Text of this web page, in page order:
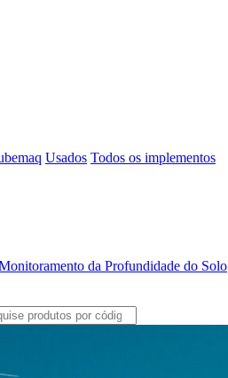
Usados Todos os implementos
da Profundidade do Solo